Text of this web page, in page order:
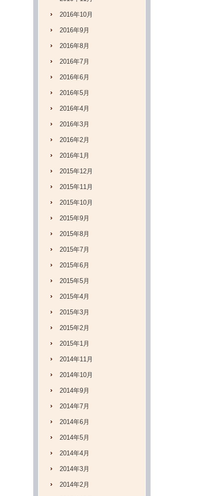
2016年10月
2016年9月
2016年8月
2016年7月
2016年6月
2016年5月
2016年4月
2016年3月
2016年2月
2016年1月
2015年12月
2015年11月
2015年10月
2015年9月
2015年8月
2015年7月
2015年6月
2015年5月
2015年4月
2015年3月
2015年2月
2015年1月
2014年11月
2014年10月
2014年9月
2014年7月
2014年6月
2014年5月
2014年4月
2014年3月
2014年2月